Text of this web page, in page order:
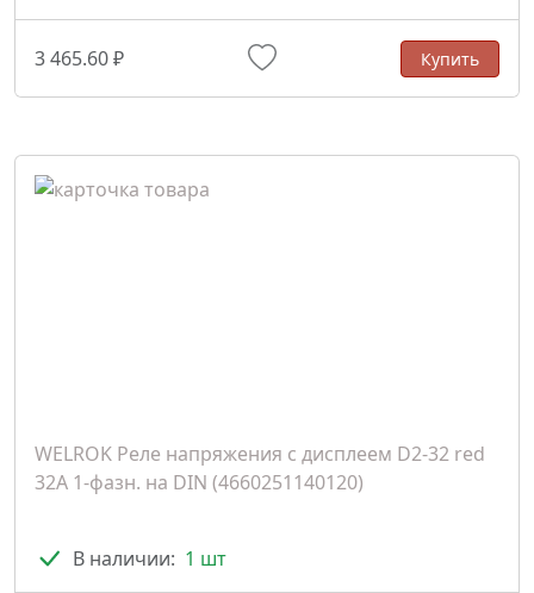
3 465.60 ₽ Купить
WELROK Реле напряжения с дисплеем D2-32 red
32A 1-фазн. на DIN (4660251140120)
В наличии: 1 шт